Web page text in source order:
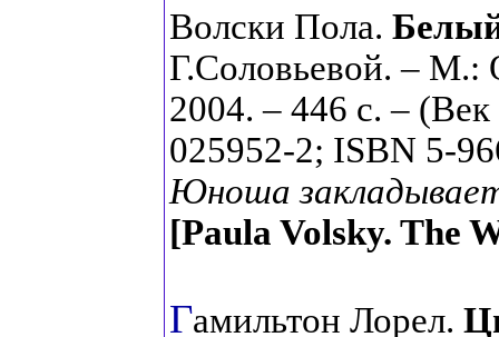
Волски Пола.
Г.Соловьевой. –
2004. – 446 с. –
025952-2; ISBN 5-
Юноша
[Paula Volsky. The
Гамильтон Лорел.